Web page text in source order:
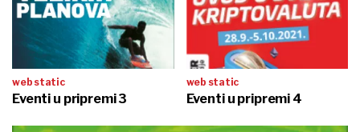
web static
Eventi u pripremi 3
web static
Eventi u pripremi 4